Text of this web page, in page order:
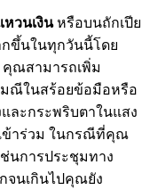
หวนเงินหรือบนถักเปีย
กขึ้นในทุกวันนี้โดย
คุณสามารถเพิ่ม
ณีในสร้อยข้อมือหรือ
ละกระพริบตาในแสง
ข้าร่วม ในกรณีที่คุณ
นการประชุมทาง
จนเกินไปคุณยัง